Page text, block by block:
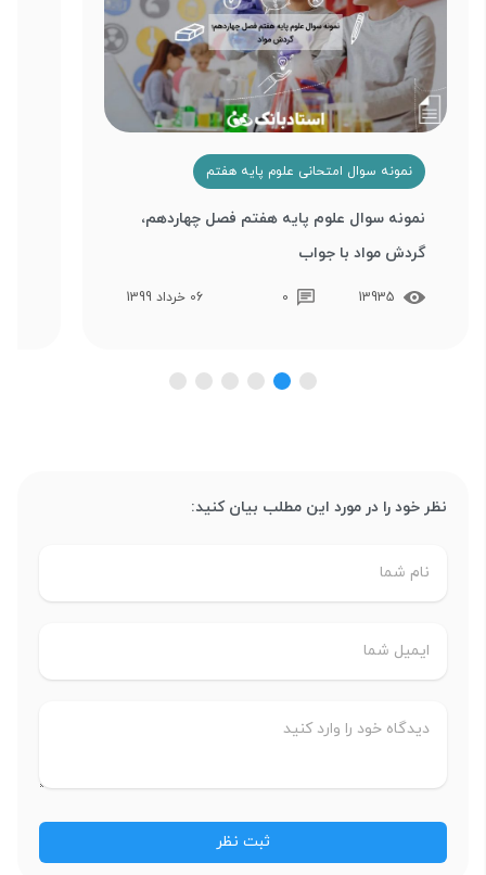
نمونه سوال امتحانی علوم پایه هفتم
نمونه سوال علوم پایه هفتم فصل چهاردهم،
گردش مواد با جواب
13935
0 06 خرداد 1399
نظر خود را در مورد این مطلب بیان کنید: